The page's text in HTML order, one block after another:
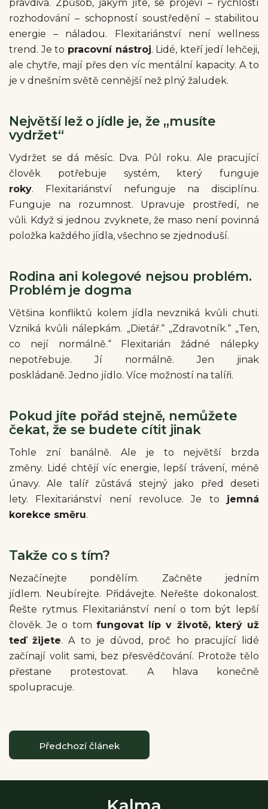
pravdivá. Způsob, jakým jíte, se projeví – rychlostí
rozhodování – schopností soustředění – stabilitou
energie – náladou. Flexitariánství není wellness
trend. Je to pracovní nástroj. Lidé, kteří jedí lehčeji,
ale chytře, mají přes den víc mentální kapacity. A to
je v dnešním světě cennější než plný žaludek.
Největší lež o jídle je, že „musíte
vydržet“
Vydržet se dá měsíc. Dva. Půl roku. Ale pracující
člověk potřebuje systém, který funguje
roky. Flexitariánství nefunguje na disciplínu.
Funguje na rozumnost. Upravuje prostředí, ne
vůli. Když si jednou zvyknete, že maso není povinná
položka každého jídla, všechno se zjednoduší.
Rodina ani kolegové nejsou problém.
Problém je dogma
Většina konfliktů kolem jídla nevzniká kvůli chuti.
Vzniká kvůli nálepkám. „Dietář.“ „Zdravotník.“ „Ten,
co nejí normálně.“ Flexitarián žádné nálepky
nepotřebuje. Jí normálně. Jen jinak
poskládaně.Jedno jídlo. Více možností na talíři.
Pokud jíte pořád stejně, nemůžete
čekat, že se budete cítit jinak
Tohle zní banálně. Ale je to největší brzda
změny. Lidé chtějí víc energie, lepší trávení, méně
únavy. Ale talíř zůstává stejný jako před deseti
lety. Flexitariánství není revoluce. Je to jemná
korekce směru.
Takže co s tím?
Nezačínejte pondělím. Začněte jedním
jídlem. Neubírejte. Přidávejte. Neřešte dokonalost.
Řešte rytmus. Flexitariánství není o tom být lepší
člověk. Je o tom fungovat líp v životě, který už
teď žijete. A to je důvod, proč ho pracující lidé
začínají volit sami, bez přesvědčování. Protože tělo
přestane protestovat. A hlava konečně
spolupracuje.
Předchozí článek